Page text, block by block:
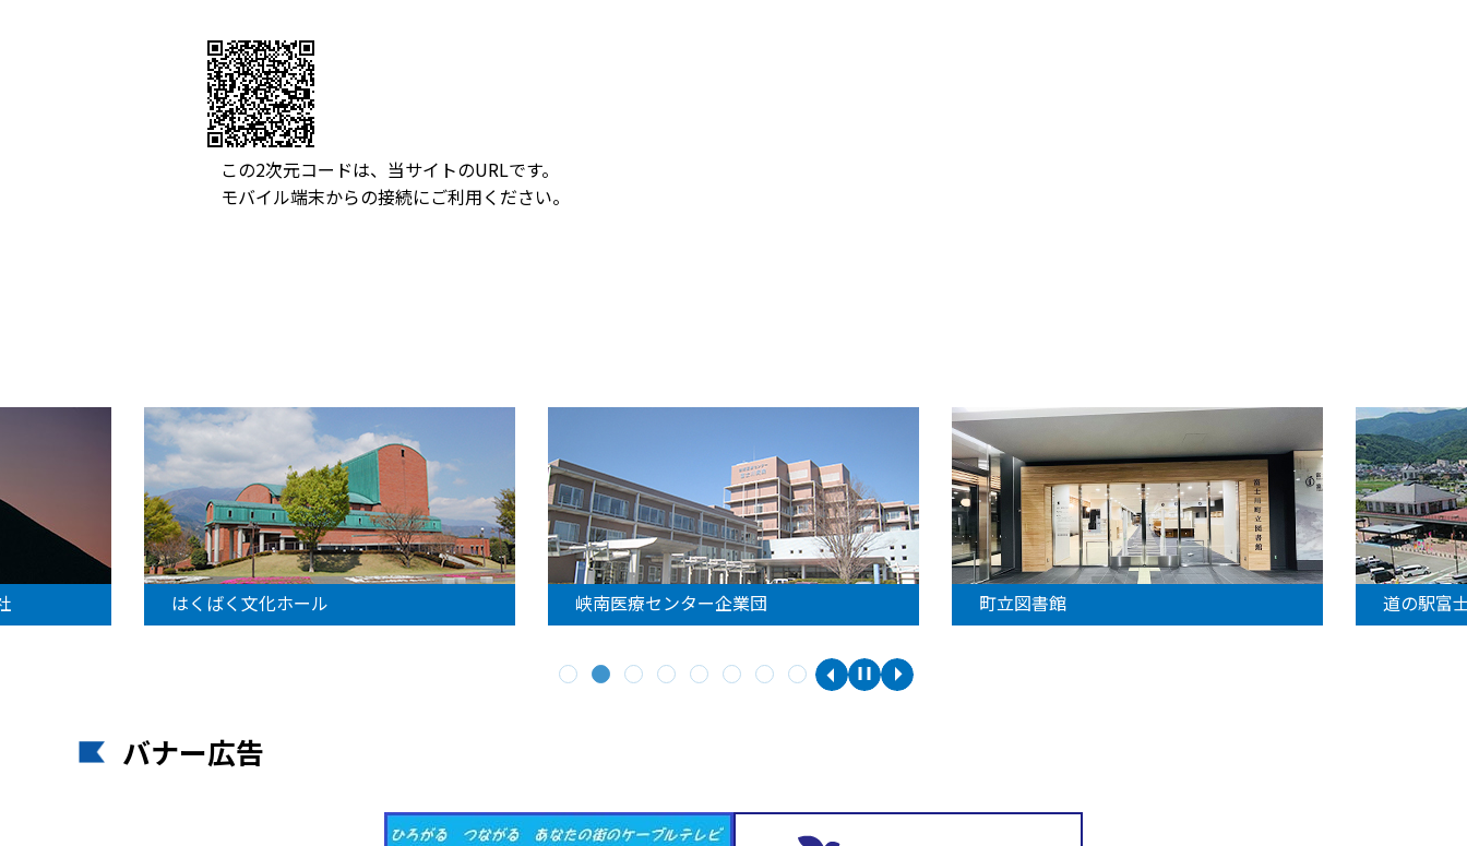
この2次元コードは、当サイトのURLです。
モバイル端末からの接続にご利用ください。
はくばく文化ホール 峡南医療センター企業団 町立図書館 道の駅富
バナー広告